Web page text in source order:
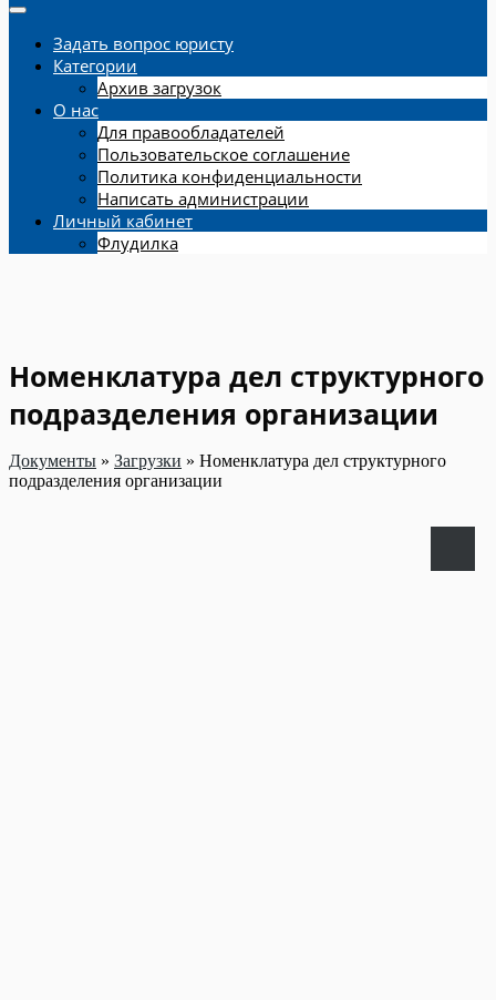
Задать вопрос юристу
Категории
Архив загрузок
О нас
Для правообладателей
Пользовательское соглашение
Политика конфиденциальности
Написать администрации
Личный кабинет
Флудилка
Номенклатура дел структурного
подразделения организации
Документы » Загрузки » Номенклатура дел структурного
подразделения организации